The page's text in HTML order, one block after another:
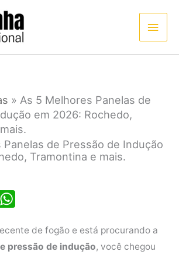
» As 5 Melhores Panelas de
em 2026: Rochedo,
Panelas de Pressão de Indução
Tramontina e mais.
a
t
de fogão e está procurando a
pressão de indução, você chegou